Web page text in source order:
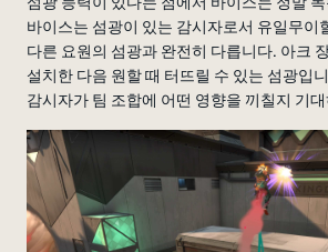
바이스는 섬광이 있는 감시자로서 유일무이
다른 요원의 섬광과 완전히 다릅니다. 아크
설치한 다음 원할 때 터뜨릴 수 있는 섬광입
감시자가 팀 조합에 어떤 영향을 끼칠지 기